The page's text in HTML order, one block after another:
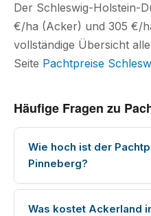
Der Schleswig-Holstein-
€/ha (Acker) und 305 €/
vollständige Übersicht
Seite Pachtpreise
Häufige Fragen zu
Wie hoch ist der
Pinneberg?
Was kostet Ackerland